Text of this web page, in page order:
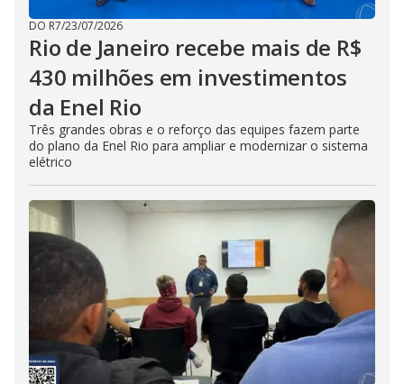
DO R7/23/07/2026
Rio de Janeiro recebe mais de R$
430 milhões em investimentos
da Enel Rio
Três grandes obras e o reforço das equipes fazem parte
do plano da Enel Rio para ampliar e modernizar o sistema
elétrico